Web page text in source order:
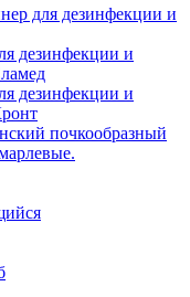
для дезинфекции и
дезинфекции и
дезинфекции и
почкообразный